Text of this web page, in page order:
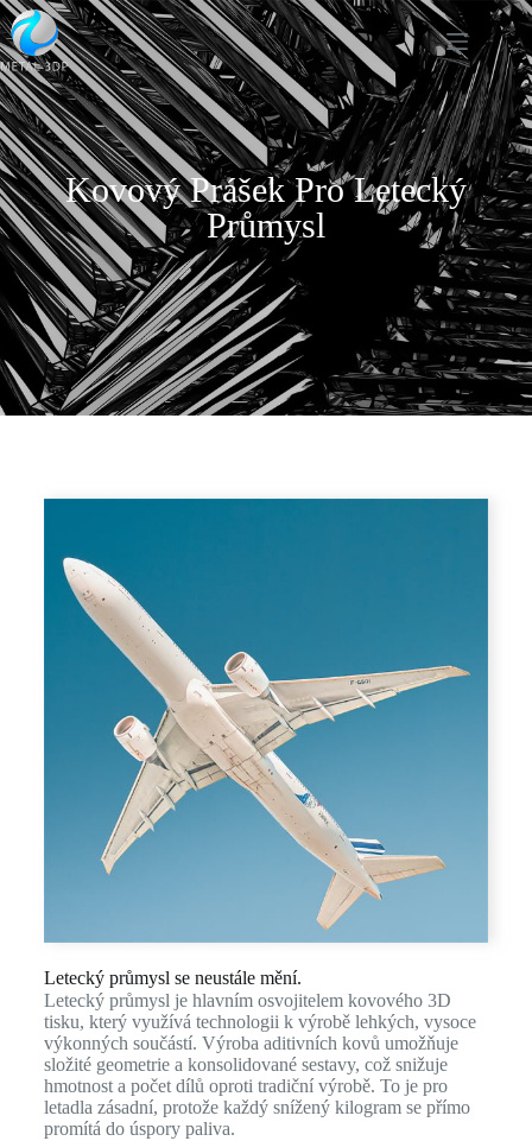
Kovový Prášek Pro Letecký
Průmysl
Letecký průmysl se neustále mění.
Letecký průmysl je hlavním osvojitelem kovového 3D
tisku, který využívá technologii k výrobě lehkých, vysoce
výkonných součástí. Výroba aditivních kovů umožňuje
složité geometrie a konsolidované sestavy, což snižuje
hmotnost a počet dílů oproti tradiční výrobě. To je pro
letadla zásadní, protože každý snížený kilogram se přímo
promítá do úspory paliva.